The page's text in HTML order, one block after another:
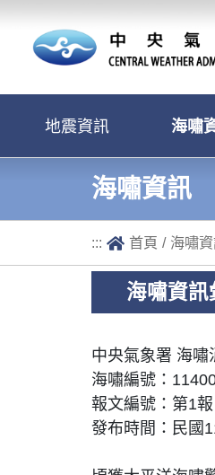
地震資訊 海嘯
海嘯資訊
::: 首頁 / 海嘯
海嘯資訊
中央氣象署 海嘯
海嘯編號：
報文編號：第1報
發布時間：民國